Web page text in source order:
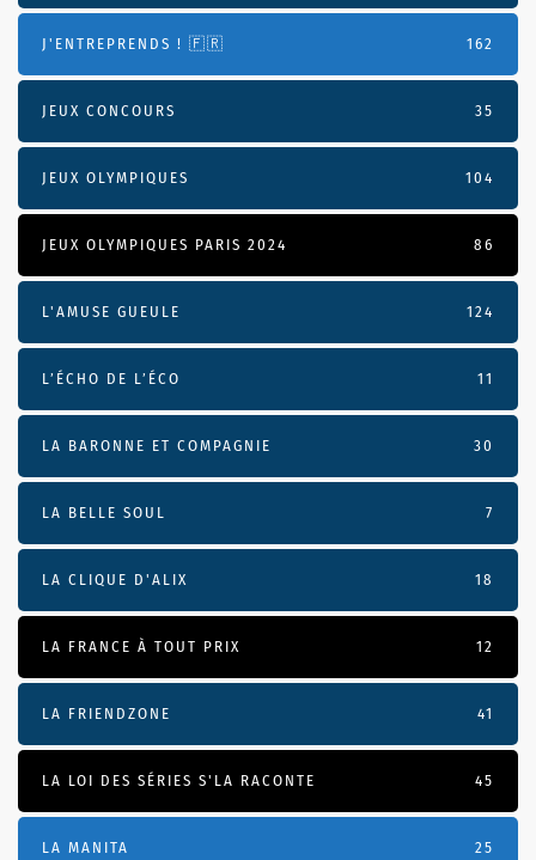
J'ENTREPRENDS ! 🇫🇷 162
JEUX CONCOURS 35
JEUX OLYMPIQUES 104
JEUX OLYMPIQUES PARIS 2024 86
L'AMUSE GUEULE 124
L’ÉCHO DE L’ÉCO 11
LA BARONNE ET COMPAGNIE 30
LA BELLE SOUL 7
LA CLIQUE D'ALIX 18
LA FRANCE À TOUT PRIX 12
LA FRIENDZONE 41
LA LOI DES SÉRIES S'LA RACONTE 45
LA MANITA 25